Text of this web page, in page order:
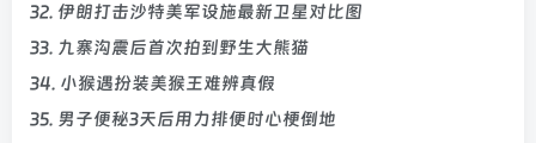
32. 伊朗打击沙特美军设施最新卫星对比图
33. 九寨沟震后首次拍到野生大熊猫
34. 小猴遇扮装美猴王难辨真假
35. 男子便秘3天后用力排便时心梗倒地